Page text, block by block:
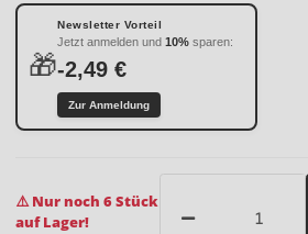
🎁
Newsletter Vorteil
Jetzt anmelden und 10% sparen:
-2,49 €
Zur Anmeldung
⚠️ Nur noch 6 Stück
auf Lager!